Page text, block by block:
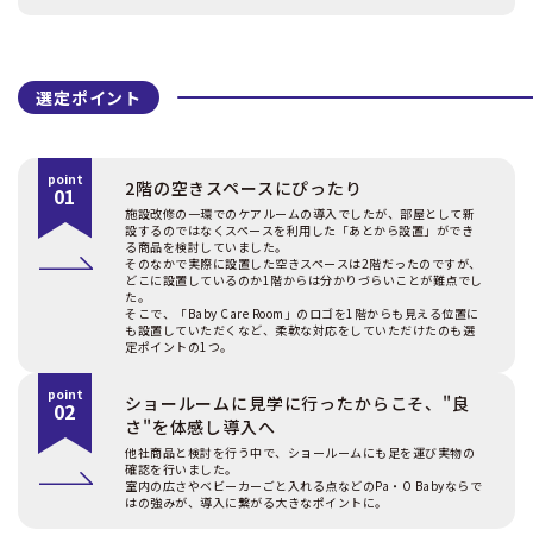
選定ポイント
point
01 2階の空きスペースにぴったり
施設改修の一環でのケアルームの導入でしたが、部屋として新
設するのではなくスペースを利用した「あとから設置」ができ
る商品を検討していました。
そのなかで実際に設置した空きスペースは2階だったのですが、
どこに設置しているのか1階からは分かりづらいことが難点でし
た。
そこで、「Baby Care Room」のロゴを1階からも見える位置に
も設置していただくなど、柔軟な対応をしていただけたのも選
定ポイントの1つ。
point
02
ショールームに見学に行ったからこそ、"良
さ"を体感し導入へ
他社商品と検討を行う中で、ショールームにも足を運び実物の
確認を行いました。
室内の広さやベビーカーごと入れる点などのPa・O Babyならで
はの強みが、導入に繋がる大きなポイントに。